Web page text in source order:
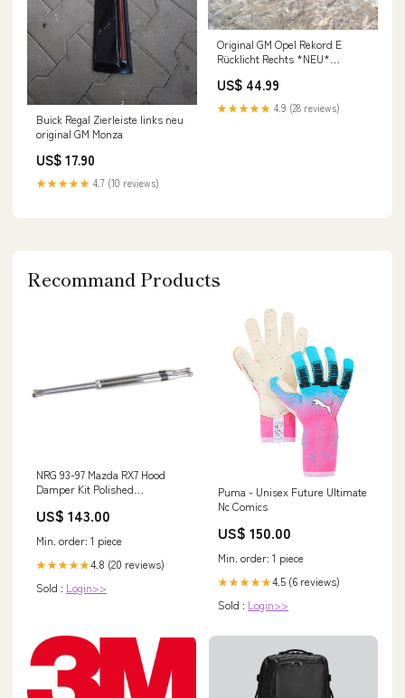
Buick Regal Zierleiste links neu
original GM Monza
US$ 17.90
★★★★★ 4.7 (10 reviews)
Original GM Opel Rekord E
Rücklicht Rechts *NEU*
US$ 44.99
★★★★★ 4.9 (28 reviews)
Recommand Products
NRG 93-97 Mazda RX7 Hood
Damper Kit Polished
YMM_2009_2016_Mercedes_Benz_E_Class_Br212
US$ 143.00
Min. order: 1 piece
★★★★★4.8 (20 reviews)
Sold : Login>>
Puma - Unisex Future Ultimate
Nc Comics
US$ 150.00
Min. order: 1 piece
★★★★★4.5 (6 reviews)
Sold : Login>>